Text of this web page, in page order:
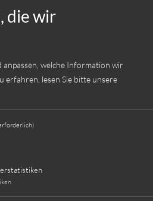
an:
die wir
anpassen, welche Information wir
erfahren, lesen Sie bitte unsere